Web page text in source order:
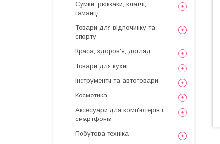
Сумки, рюкзаки, клатчі,
гаманці
Товари для відпочинку та
спорту
Краса, здоров'я, догляд
Товари для кухні
Інструменти та автотовари
Косметика
Аксесуари для комп'ютерів і
смартфонів
Побутова техніка